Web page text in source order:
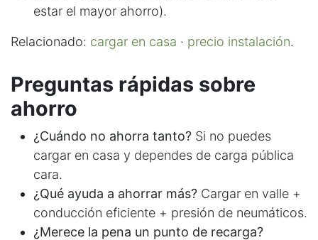
estar el mayor ahorro).
Relacionado: cargar en casa · precio instalación.
Preguntas rápidas sobre
ahorro
¿Cuándo no ahorra tanto? Si no puedes
cargar en casa y dependes de carga pública
cara.
¿Qué ayuda a ahorrar más? Cargar en valle +
conducción eficiente + presión de neumáticos.
¿Merece la pena un punto de recarga?